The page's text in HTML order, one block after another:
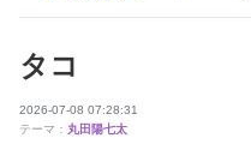
タコ
2026-07-08 07:28:31
テーマ： 丸田陽七太